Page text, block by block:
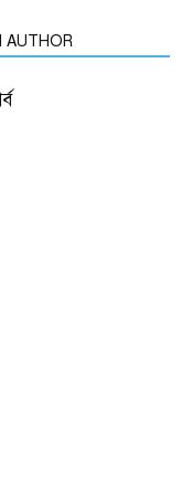
AUTHOR